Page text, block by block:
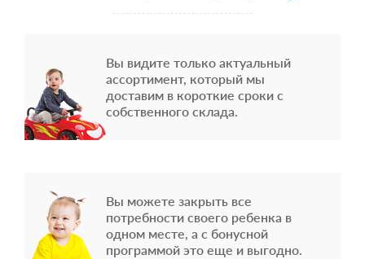
Вы видите только актуальный
ассортимент, который мы
доставим в короткие сроки с
собственного склада.
Вы можете закрыть все
потребности своего ребенка в
одном месте, а с бонусной
программой это еще и выгодно.